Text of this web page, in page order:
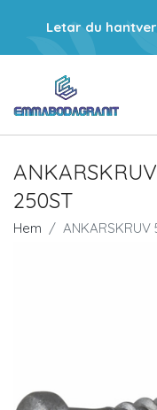
Letar du
250ST
Hem ANKARSKRUV